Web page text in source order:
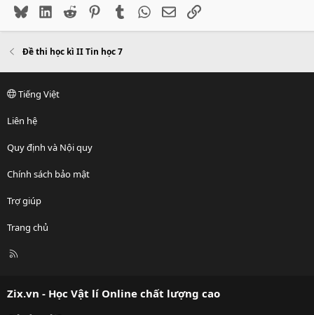
BlueskyLinkedIn
Reddit PinterestTumblr WhatsApp
EmailLink
Đề thi học kì II Tin học 7
Tiếng Việt
Liên hệ
Quy định và Nội quy
Chính sách bảo mật
Trợ giúp
Trang chủ
R
Zix.vn - Học Vật lí Online chất lượng cao